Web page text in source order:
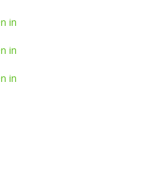
in
in
in